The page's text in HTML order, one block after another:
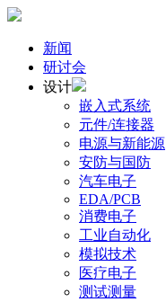
新闻
研讨会
设计
嵌入式系统
元件/连接器
电源与新能源
安防与国防
汽车电子
EDA/PCB
消费电子
工业自动化
模拟技术
医疗电子
测试测量